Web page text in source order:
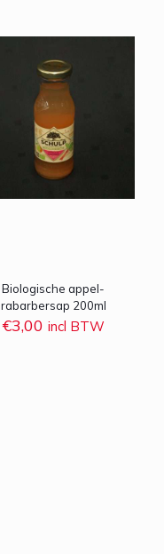
Biologische appel-
rabarbersap 200ml
€3,00 incl BTW